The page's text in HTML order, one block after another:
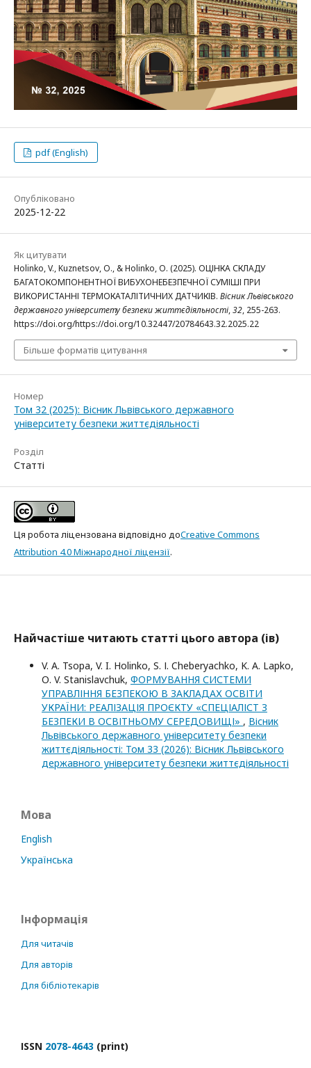
pdf (English)
Опубліковано
2025-12-22
Як цитувати
Holinko, V., Kuznetsov, O., & Holinko, O. (2025). ОЦІНКА СКЛАДУ
БАГАТОКОМПОНЕНТНОЇ ВИБУХОНЕБЕЗПЕЧНОЇ СУМІШІ ПРИ
ВИКОРИСТАННІ ТЕРМОКАТАЛІТИЧНИХ ДАТЧИКІВ. Вісник Львівського
державного університету безпеки життєдіяльності,32, 255-263.
https://doi.org/https://doi.org/10.32447/20784643.32.2025.22
Більше форматів цитування
Номер
Том 32 (2025): Вісник Львівського державного
університету безпеки життєдіяльності
Розділ
Статті
Ця робота ліцензована відповідно доCreative Commons
Attribution 4.0 Міжнародної ліцензії.
Найчастіше читають статті цього автора (ів)
V. А. Tsopa, V. I. Holinko, S. І. Cheberyachko, K. A. Lapko,
О. V. Stanislavchuk, ФОРМУВАННЯ СИСТЕМИ
УПРАВЛІННЯ БЕЗПЕКОЮ В ЗАКЛАДАХ ОСВІТИ
УКРАЇНИ: РЕАЛІЗАЦІЯ ПРОЄКТУ «СПЕЦІАЛІСТ З
БЕЗПЕКИ В ОСВІТНЬОМУ СЕРЕДОВИЩІ» , Вісник
Львівського державного університету безпеки
життєдіяльності: Том 33 (2026): Вісник Львівського
державного університету безпеки життєдіяльності
Мова
English
Українська
Інформація
Для читачів
Для авторів
Для бібліотекарів
ІSSN 2078-4643 (print)